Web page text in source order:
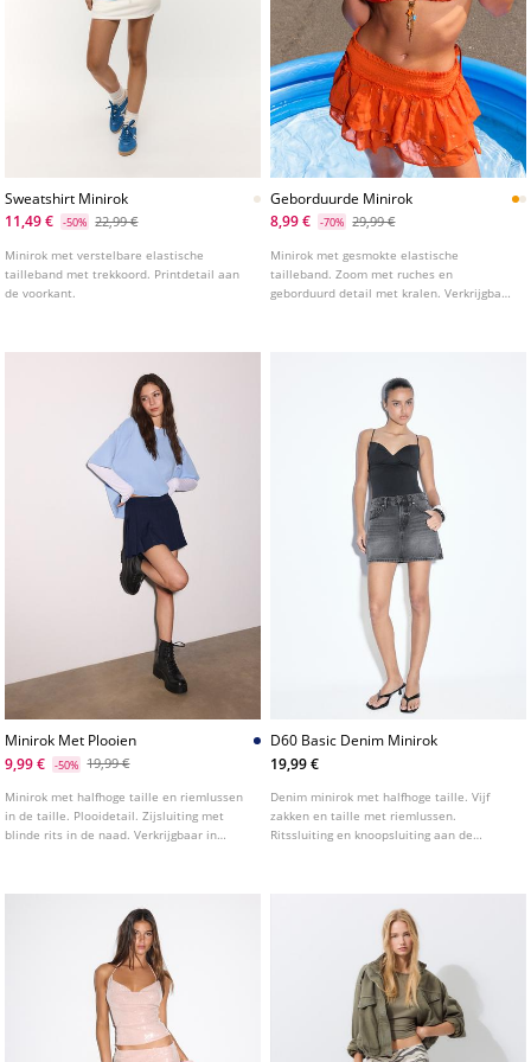
Sweatshirt Minirok
11,49 €
-50% 22,99 €
Minirok met verstelbare elastische
tailleband met trekkoord. Printdetail aan
de voorkant.
Geborduurde Minirok
8,99 €
-70% 29,99 €
Minirok met gesmokte elastische
tailleband. Zoom met ruches en
geborduurd detail met kralen. Verkrijgbaar
Minirok Met Plooien
9,99 €
-50% 19,99 €
Minirok met halfhoge taille en riemlussen
in de taille. Plooidetail. Zijsluiting met
blinde rits in de naad. Verkrijgbaar in
D60 Basic Denim Minirok
19,99 €
Denim minirok met halfhoge taille. Vijf
zakken en taille met riemlussen.
Ritssluiting en knoopsluiting aan de